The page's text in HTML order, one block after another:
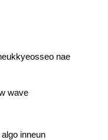
nae
wave
inneun